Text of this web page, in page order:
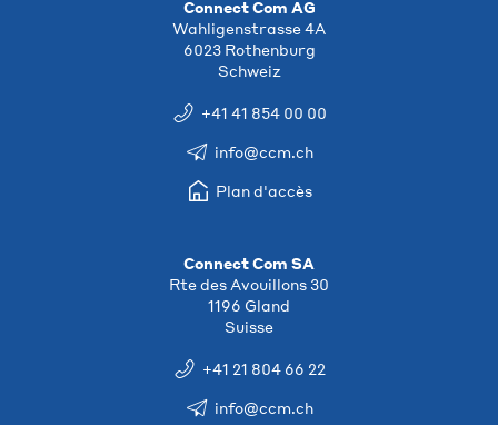
Connect Com AG
Wahligenstrasse 4A
6023 Rothenburg
Schweiz
+41 41 854 00 00
info@ccm.ch
Plan d'accès
Connect Com SA
Rte des Avouillons 30
1196 Gland
Suisse
+41 21 804 66 22
info@ccm.ch